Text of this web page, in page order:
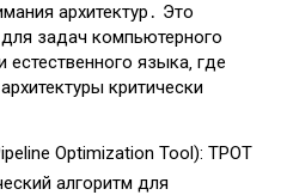
архитектур․ Это
задач компьютерного
естественного языка‚ где
критически
Optimization Tool): TPOT
алгоритм для